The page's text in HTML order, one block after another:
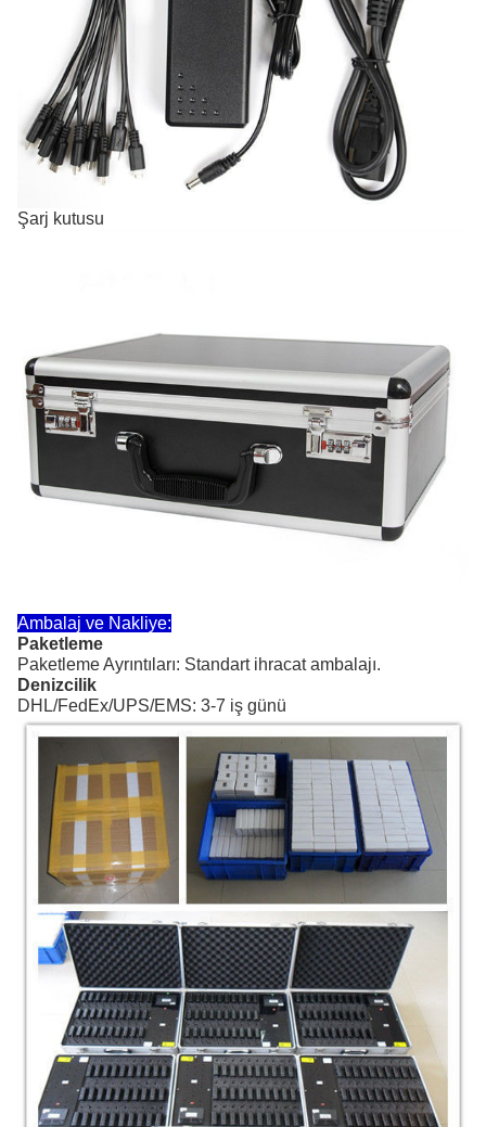
Şarj kutusu
Ambalaj ve Nakliye:
Paketleme
Paketleme Ayrıntıları: Standart ihracat ambalajı.
Denizcilik
DHL/FedEx/UPS/EMS: 3-7 iş günü